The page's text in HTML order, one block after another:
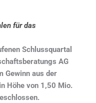
für das
Schlussquartal
AG
Gewinn aus der
Höhe von 1,50 Mio.